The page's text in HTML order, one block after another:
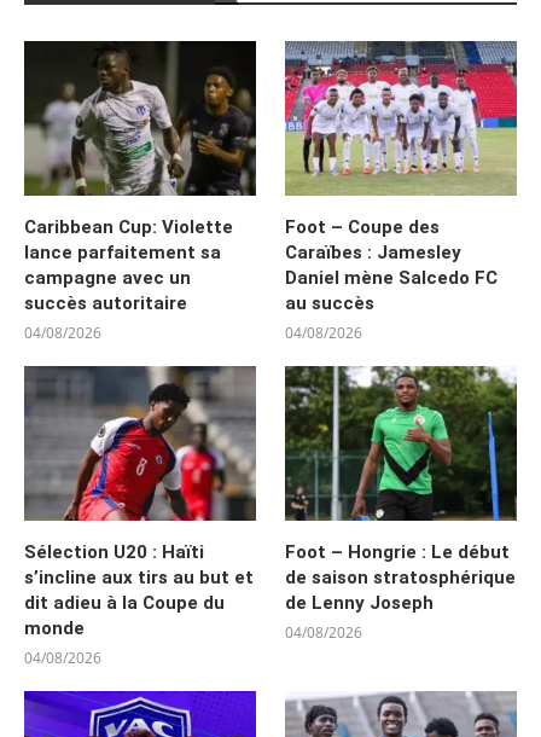
Caribbean Cup: Violette
lance parfaitement sa
campagne avec un
succès autoritaire
04/08/2026
Foot – Coupe des
Caraïbes : Jamesley
Daniel mène Salcedo FC
au succès
04/08/2026
Sélection U20 : Haïti
s’incline aux tirs au but et
dit adieu à la Coupe du
monde
04/08/2026
Foot – Hongrie : Le début
de saison stratosphérique
de Lenny Joseph
04/08/2026